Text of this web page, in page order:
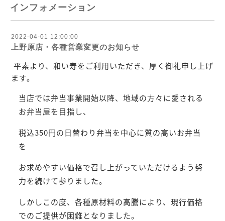
インフォメーション
2022-04-01 12:00:00
上野原店・各種営業変更のお知らせ
平素より、和い寿をご利用いただき、厚く御礼申し上げ
ます。
当店では弁当事業開始以降、地域の方々に愛される
お弁当屋を目指し、
税込350円の日替わり弁当を中心に質の高いお弁当
を
お求めやすい価格で召し上がっていただけるよう努
力を続けて参りました。
しかしこの度、各種原材料の高騰により、現行価格
でのご提供が困難となりました。